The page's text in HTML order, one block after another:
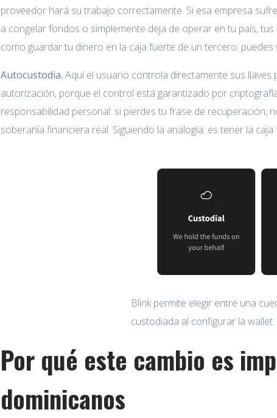
proveedor hará su trabajo correctamente. Si esa empresa
a congelar fondos o simplemente deja de operar en tu país,
como guardar tu dinero en la caja fuerte de un tercero:
Autocustodia. Aquí el usuario controla directamente sus
autorización, porque el control está garantizado por
responsabilidad personal: si pierdes tu frase de recuperación,
soberanía financiera real. Siguiendo la analogía: es tener la
Blink permite elegir entre una
custodiada al configurar la wallet.
Por qué este cambio es
dominicanos